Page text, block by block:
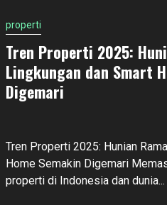
properti
Tren Properti 2025:
Lingkungan dan Smart
Digemari
Tren Properti 2025: Hunian
Home Semakin Digemari
properti di Indonesia dan dunia...